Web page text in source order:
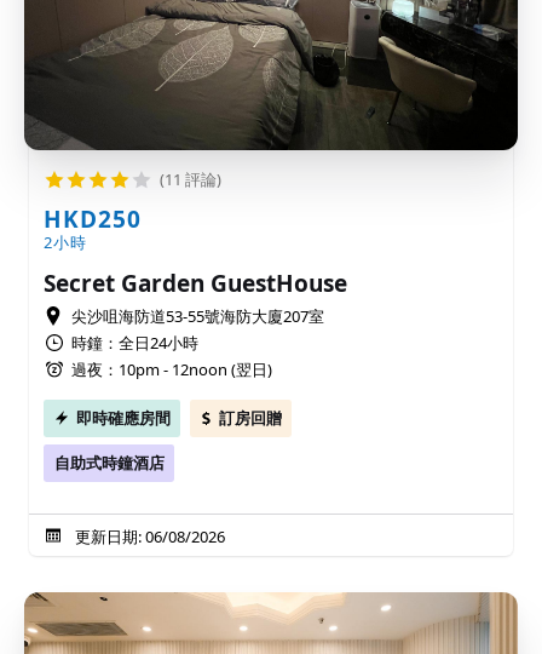
(11 評論)
HKD250
2小時
Secret Garden GuestHouse
尖沙咀海防道53-55號海防大廈207室
時鐘：全日24小時
過夜：10pm - 12noon (翌日)
即時確應房間 訂房回贈
自助式時鐘酒店
更新日期: 06/08/2026